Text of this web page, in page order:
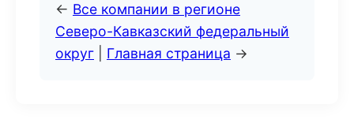
← Все компании в регионе
Северо-Кавказский федеральный
округ
Главная страница →